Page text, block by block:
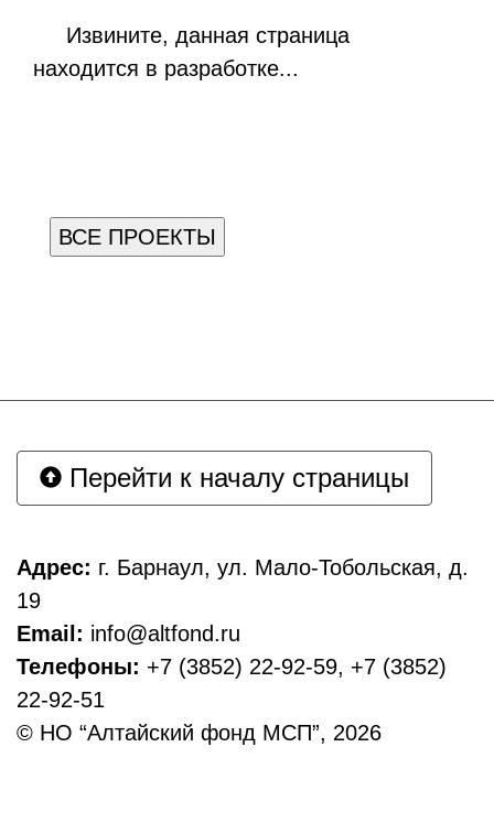
Извините, данная страница
находится в разработке...
ВСЕ ПРОЕКТЫ
Перейти к началу страницы
Адрес: г. Барнаул, ул. Мало-Тобольская, д.
19
Email: info@altfond.ru
Телефоны: +7 (3852) 22-92-59, +7 (3852)
22-92-51
© НО “Алтайский фонд МСП”, 2026